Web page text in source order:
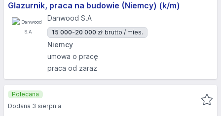
Glazurnik, praca na budowie (Niemcy) (k/m)
Danwood S.A
15 000-20 000 zł brutto / mies.
Niemcy
umowa o pracę
praca od zaraz
Polecana
Dodana 3 sierpnia